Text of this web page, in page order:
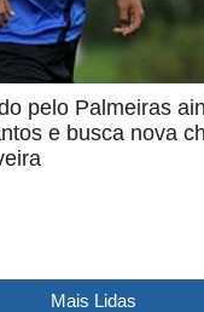
pelo Palmeiras
e busca nova
Mais Lidas